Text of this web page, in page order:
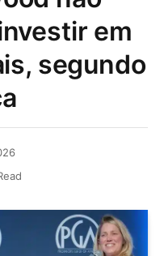
em
segundo